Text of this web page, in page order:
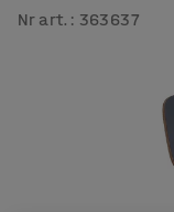
Nr art. : 363637